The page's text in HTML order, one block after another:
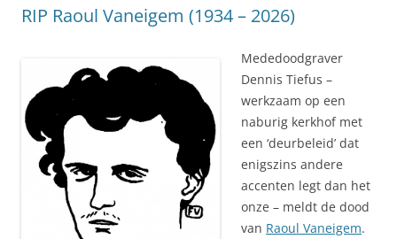
RIP Raoul Vaneigem (1934 – 2026)
Mededoodgraver
Dennis Tiefus –
werkzaam op een
naburig kerkhof met
een ‘deurbeleid’ dat
enigszins andere
accenten legt dan het
onze – meldt de dood
van Raoul Vaneigem.